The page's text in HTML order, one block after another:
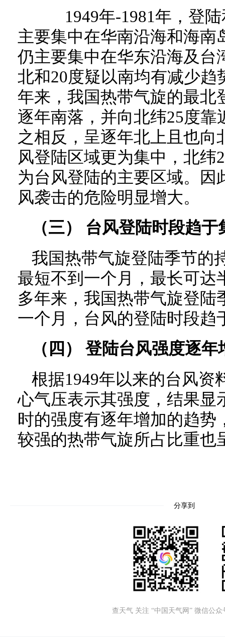
1949年-1981年，登陆
主要集中在华南沿海和海南
仍主要集中在华东沿海及台
北和20度疑以南均有减少
年来，我国热带气旋的最北
逐年南落，并向北纬25度
之相反，呈逐年北上且也向
风登陆区域更为集中，北纬
为台风登陆的主要区域。因
风袭击的危险明显增大。
（三） 台风登陆时段趋于
我国热带气旋登陆季节的
最短不到一个月，最长可达
多年来，我国热带气旋登陆
一个月，台风的登陆时段趋
（四） 登陆台风强度逐年
根据1949年以来的台风资
心气压表示其强度，结果显
时的强度有逐年增加的趋势
较强的热带气旋所占比重也
分享到
查天气 关注 “中国天气网” 微信公众